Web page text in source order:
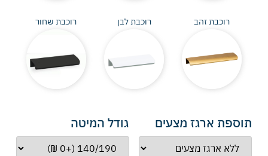
רוכבת זהב רוכבת לבן רוכבת שחור
תוספת ארגז מצעים גודל המיטה